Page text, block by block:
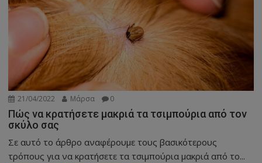
21/04/2022 Μάρσα 0
Πώς να κρατήσετε μακριά τα τσιμπούρια από τον
σκύλο σας
Σε αυτό το άρθρο αναφέρουμε τους βασικότερους
τρόπους για να κρατήσετε τα τσιμπούρια μακριά από το...